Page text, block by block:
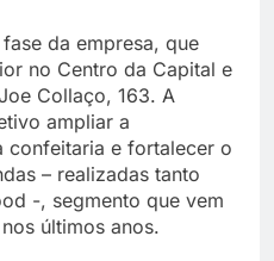
da empresa, que
no Centro da Capital e
Collaço, 163. A
ampliar a
confeitaria e fortalecer o
– realizadas tanto
-, segmento que vem
últimos anos.